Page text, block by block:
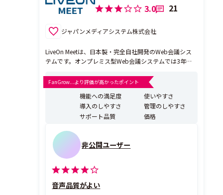
3.0 21
ジャパンメディアシステム株式会社
LiveOn Meetは、日本製・完全自社開発のWeb会議シス
テムです。オンプレミス型Web会議システムでは3年連
ィで、自治体や金融機関をはじめとする多くのお客様に
ご導入いただいています。 【独自技術で高品質・高機能
を実現】 LiveOn Meetは...
FanGrow...より評価が高かったポイント
機能への満足度
使いやすさ
導入のしやすさ
管理のしやすさ
サポート品質
価格
非公開ユーザー
音声品質がよい